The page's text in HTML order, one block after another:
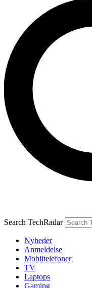
Search TechRadar
Nyheder
Anmeldelse
Mobiltelefoner
TV
Laptops
Gaming